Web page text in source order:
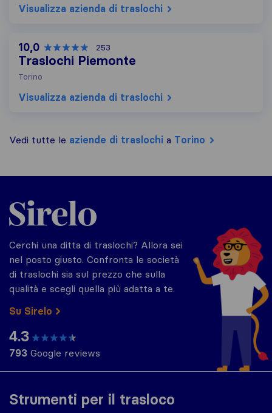
Visualizza azienda di traslochi
10,0 253
Traslochi Piemonte
Torino
Visualizza azienda di traslochi
Vedi tutte le aziende di traslochi a Torino
Strumenti per il trasloco
Sirelo.it
Cerchi una ditta di traslochi? Allora sei
nel posto giusto. Confronta le società
di traslochi sia sul prezzo che sulla
qualità e scegli quella più adatta a te.
Su Sirelo
4.3
793 Google reviews